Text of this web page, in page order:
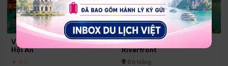
Vinpearl Resort & Golf Nam
Hội An
★ 5.0
Melia Vinpearl Danang
Riverfront
Đà Nẵng